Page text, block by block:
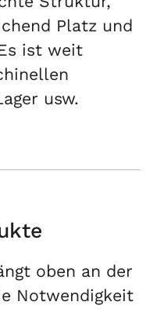
Platz und
ist weit
usw.
oben an der
Notwendigkeit